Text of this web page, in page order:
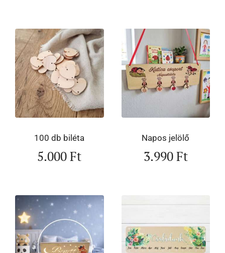
100 db biléta
5.000Ft
Napos jelölő
3.990Ft